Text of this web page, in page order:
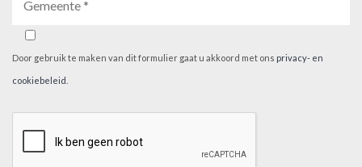
Door gebruik te maken van dit formulier gaat u akkoord met ons privacy- en
cookiebeleid